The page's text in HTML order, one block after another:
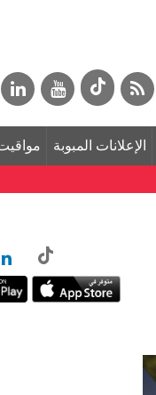
الإعلانات المبوبة